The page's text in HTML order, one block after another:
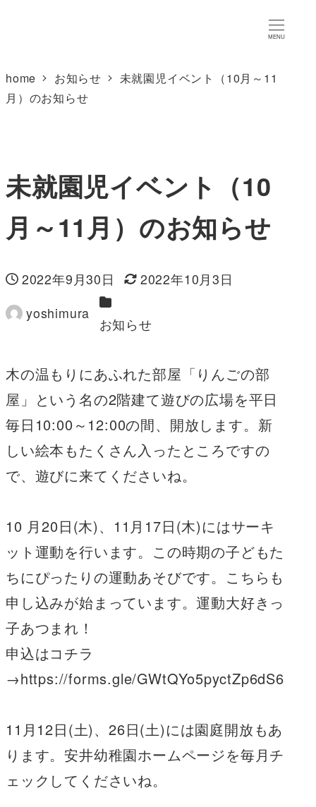
MENU
home お知らせ
未就園児イベント（10月～11
月）のお知らせ
未就園児イベント（10
月～11月）のお知らせ
投稿日
2022年9月30日
更新日
2022年10月3日
著
yoshimura
カテゴリー
お知らせ
木の温もりにあふれた部屋「りんごの部
屋」という名の2階建て遊びの広場を平日
毎日10:00～12:00の間、開放します。新
しい絵本もたくさん入ったところですの
で、遊びに来てくださいね。
10 月20日(木)、11月17日(木)にはサーキ
ット運動を行います。この時期の子どもた
ちにぴったりの運動あそびです。こちらも
申し込みが始まっています。運動大好きっ
子あつまれ！
申込はコチラ
→https://forms.gle/GWtQYo5pyctZp6dS6
11月12日(土)、26日(土)には園庭開放もあ
ります。安井幼稚園ホームページを毎月チ
ェックしてくださいね。